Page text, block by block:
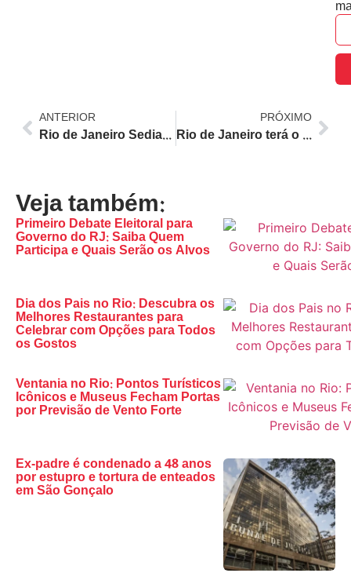
ANTERIOR
Rio de Janeiro Sediará a Primeira Edição Latino-Americana do Chefs Week em 2026 com Chefs Estrelados e Experiências Gastronômicas
PRÓXIMO
Rio de Janeiro terá o menor crescimento do PIB em 2026, aponta relatório do Santander
Veja também:
Primeiro Debate Eleitoral para
Governo do RJ: Saiba Quem
Participa e Quais Serão os Alvos
Dia dos Pais no Rio: Descubra os
Melhores Restaurantes para
Celebrar com Opções para Todos
os Gostos
Ventania no Rio: Pontos Turísticos
Icônicos e Museus Fecham Portas
por Previsão de Vento Forte
Ex-padre é condenado a 48 anos
por estupro e tortura de enteados
em São Gonçalo